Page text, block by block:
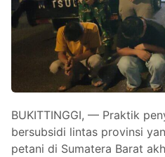
BUKITTINGGI, — Praktik
bersubsidi lintas provinsi
petani di Sumatera Barat